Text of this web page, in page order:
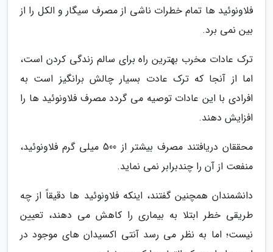
فلاونوئید ها تمام خطرات ناشی از مصرف سیگار و الکل را از
بین نمی برد.
ترک عادات مخرب بهترین راه برای سالم زندگی کردن است،
اما از آنجا که ترک عادت بسیار چالش برانگیز است به
افرادی با این عادات توصیه می گردد مصرف فلاونوئید ها را
افزایش دهند.
محققان دریافتند مصرف بیشتر از 500 میلی گرم فلاونوئید،
منفعت از آن را چندبرابر نمی نماید.
دانشمندان همچنین گفتند، اینکه فلاونوئید ها دقیقاً از چه
طریقی خطر ابتلا به بیماری را کاهش می دهند، تعیین
نیست؛ اما به نظر می رسد آنتی اکسیدان های موجود در